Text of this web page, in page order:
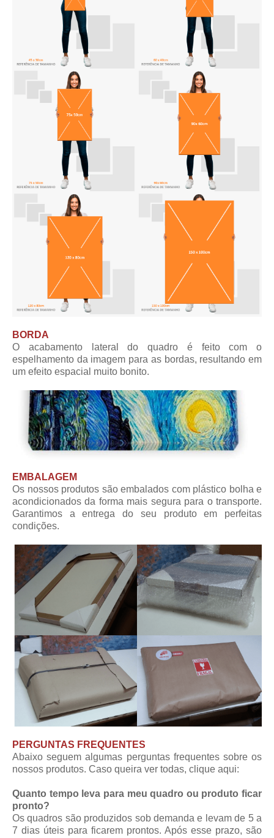
BORDA
O acabamento lateral do quadro é feito com o
espelhamento da imagem para as bordas, resultando em
um efeito espacial muito bonito.
EMBALAGEM
Os nossos produtos são embalados com plástico bolha e
acondicionados da forma mais segura para o transporte.
Garantimos a entrega do seu produto em perfeitas
condições.
PERGUNTAS FREQUENTES
Abaixo seguem algumas perguntas frequentes sobre os
nossos produtos. Caso queira ver todas, clique aqui:
Quanto tempo leva para meu quadro ou produto ficar
pronto?
Os quadros são produzidos sob demanda e levam de 5 a
7 dias úteis para ficarem prontos. Após esse prazo, são